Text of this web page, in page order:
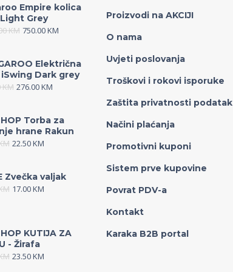
Empire kolica
Light Grey
KM 750.00KM
Električna
Dark grey
KM 276.00KM
HOP Torba za
hrane Rakun
22.50KM
Zvečka valjak
17.00KM
KUTIJA ZA
- Žirafa
23.50KM
Proizvodi na AKCIJI
O nama
Uvjeti poslovanja
Troškovi i rokovi isporuke
Zaštita privatnosti
Načini plaćanja
Promotivni kuponi
Sistem prve kupovine
Povrat PDV-a
Kontakt
Karaka B2B portal